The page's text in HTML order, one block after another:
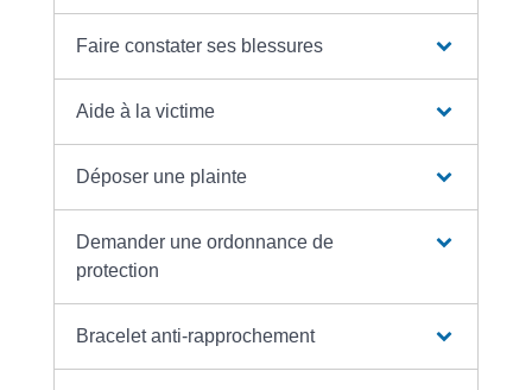
Faire constater ses blessures
Aide à la victime
Déposer une plainte
Demander une ordonnance de
protection
Bracelet anti-rapprochement